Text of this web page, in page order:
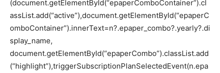
(document.getElementById(“epaperComboContainer”).cl
assList.add(“active”),document.getElementById(“epaperC
omboContainer”).innerText=n?.epaper_combo?.yearly?.di
splay_name,
document.getElementById(“epaperCombo”).classList.add
(“highlight”),triggerSubscriptionPlanSelectedEvent(n.epa